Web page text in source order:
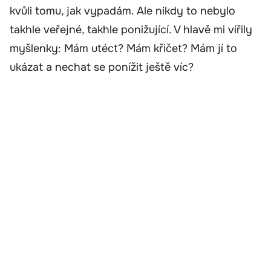
kvůli tomu, jak vypadám. Ale nikdy to nebylo
takhle veřejné, takhle ponižující. V hlavě mi vířily
myšlenky: Mám utéct? Mám křičet? Mám jí to
ukázat a nechat se ponížit ještě víc?